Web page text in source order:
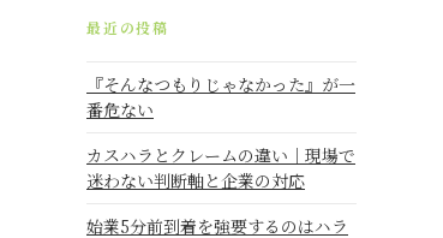
最近の投稿
『そんなつもりじゃなかった』が一
番危ない
カスハラとクレームの違い｜現場で
迷わない判断軸と企業の対応
始業5分前到着を強要するのはハラ